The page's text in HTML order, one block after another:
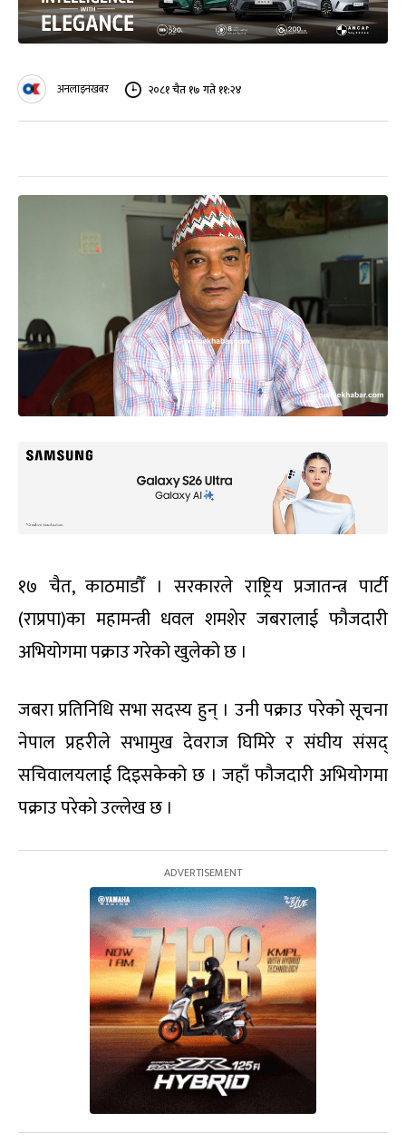
अनलाइनखबर २०८१ चैत १७ गते ११:२४
१७ चैत, काठमाडौँ । सरकारले राष्ट्रिय प्रजातन्त्र पार्टी
(राप्रपा)का महामन्त्री धवल शमशेर जबरालाई फौजदारी
अभियोगमा पक्राउ गरेको खुलेको छ ।
जबरा प्रतिनिधि सभा सदस्य हुन् । उनी पक्राउ परेको सूचना
नेपाल प्रहरीले सभामुख देवराज घिमिरे र संघीय संसद्
सचिवालयलाई दिइसकेको छ । जहाँ फौजदारी अभियोगमा
पक्राउ परेको उल्लेख छ ।